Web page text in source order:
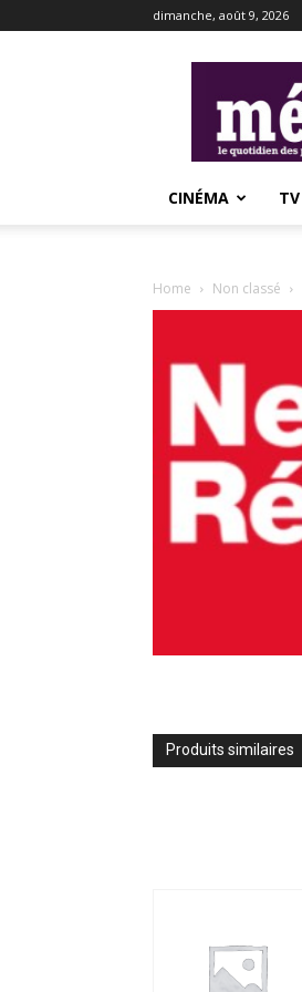
dimanche, août 9, 2026
CINÉMA TV
Home Non classé
Produits similaires